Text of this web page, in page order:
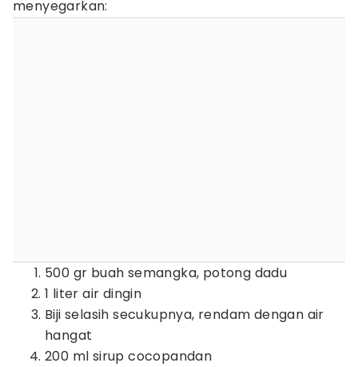
menyegarkan:
500 gr buah semangka, potong dadu
1 liter air dingin
Biji selasih secukupnya, rendam dengan air
hangat
200 ml sirup cocopandan